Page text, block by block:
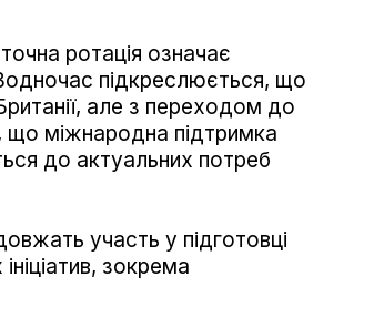
ротація означає
підкреслюється, що
але з переходом до
що міжнародна підтримка
до актуальних потреб
участь у підготовці
зокрема